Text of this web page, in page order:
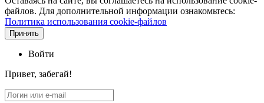
файлов. Для дополнительной информации ознакомьтесь:
Политика использования cookie-файлов
Принять
Войти
Привет, забегай!